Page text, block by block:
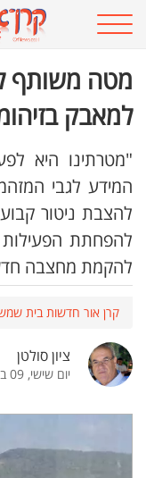
מטה משותף
למאבק
"מטרתינו היא
המידע לגבי
להצבת ניטור
להפחתת
להקמת מחצבה
קרן אור חדשות בית
ציון סולטן
יום שישי, 09 באוגוסט 2019, 08:15